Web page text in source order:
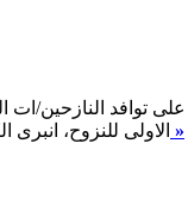
توافد النازحين/ات
الاولى للنزوح، اقرأ المزيد »